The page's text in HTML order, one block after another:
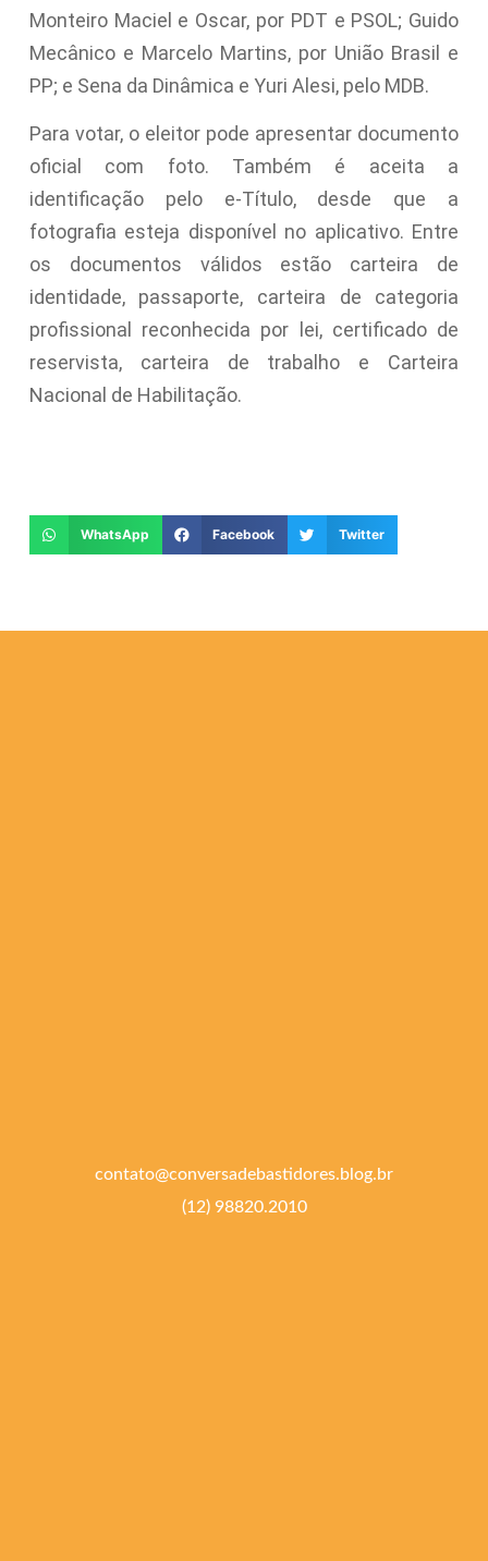
Monteiro Maciel e Oscar, por PDT e PSOL; Guido
Mecânico e Marcelo Martins, por União Brasil e
PP; e Sena da Dinâmica e Yuri Alesi, pelo MDB.
Para votar, o eleitor pode apresentar documento
oficial com foto. Também é aceita a
identificação pelo e-Título, desde que a
fotografia esteja disponível no aplicativo. Entre
os documentos válidos estão carteira de
identidade, passaporte, carteira de categoria
profissional reconhecida por lei, certificado de
reservista, carteira de trabalho e Carteira
Nacional de Habilitação.
WhatsApp Facebook Twitter
contato@conversadebastidores.blog.br
(12) 98820.2010